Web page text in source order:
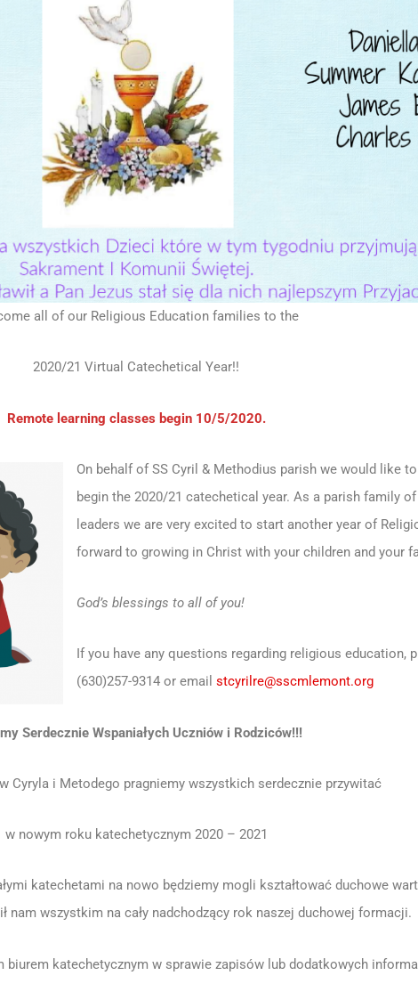
all of our Religious Education families to the
2020/21 Virtual Catechetical Year!!
Remote learning classes begin 10/5/2020.
On behalf of SS Cyril & Methodius parish we would like
begin the 2020/21 catechetical year. As a parish family
leaders we are very excited to start another year of
forward to growing in Christ with your children and your
God’s blessings to all of you!
If you have any questions regarding religious education,
(630)257-9314 or email stcyrilre@sscmlemont.org
Serdecznie Wspaniałych Uczniów i Rodziców!!!
Cyryla i Metodego pragniemy wszystkich serdecznie przywitać
w nowym roku katechetycznym 2020 – 2021
katechetami na nowo będziemy mogli kształtować duchowe
nam wszystkim na cały nadchodzący rok naszej duchowej formacji.
biurem katechetycznym w sprawie zapisów lub dodatkowych